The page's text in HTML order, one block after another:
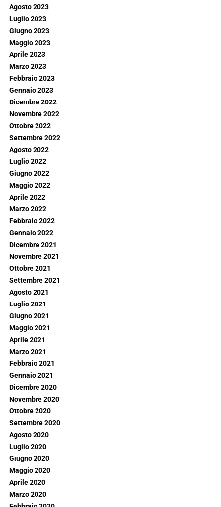
Agosto 2023
Luglio 2023
Giugno 2023
Maggio 2023
Aprile 2023
Marzo 2023
Febbraio 2023
Gennaio 2023
Dicembre 2022
Novembre 2022
Ottobre 2022
Settembre 2022
Agosto 2022
Luglio 2022
Giugno 2022
Maggio 2022
Aprile 2022
Marzo 2022
Febbraio 2022
Gennaio 2022
Dicembre 2021
Novembre 2021
Ottobre 2021
Settembre 2021
Agosto 2021
Luglio 2021
Giugno 2021
Maggio 2021
Aprile 2021
Marzo 2021
Febbraio 2021
Gennaio 2021
Dicembre 2020
Novembre 2020
Ottobre 2020
Settembre 2020
Agosto 2020
Luglio 2020
Giugno 2020
Maggio 2020
Aprile 2020
Marzo 2020